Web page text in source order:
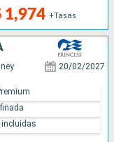
1,974 +Tasas
20/02/2027